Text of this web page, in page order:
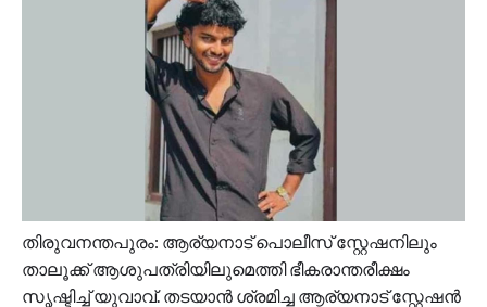
തിരുവനന്തപുരം: ആര്യനാട് പൊലീസ് സ്റ്റേഷനിലും
താലൂക്ക് ആശുപത്രിയിലുമെത്തി ഭീകരാന്തരീക്ഷം
സൃഷ്ടിച്ച് യുവാവ്. തടയാൻ ശ്രമിച്ച ആര്യനാട് സ്റ്റേഷൻ